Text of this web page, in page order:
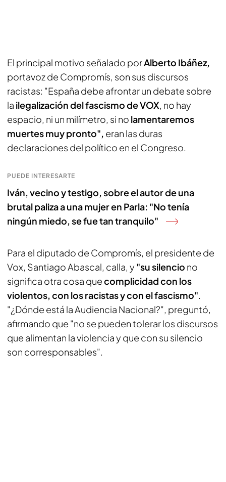
El principal motivo señalado porAlberto Ibáñez,
portavoz de Compromís, son sus discursos
racistas: "España debe afrontar un debate sobre
la ilegalización del fascismo de VOX, no hay
espacio, ni un milímetro, si no lamentaremos
muertes muy pronto", eran las duras
declaraciones del político en el Congreso.
PUEDE INTERESARTE
Iván, vecino y testigo, sobre el autor de una
brutal paliza a una mujer en Parla: "No tenía
ningún miedo, se fue tan tranquilo"
Para el diputado de Compromís, el presidente de
Vox, Santiago Abascal, calla, y "su silencio no
significa otra cosa quecomplicidad con los
violentos, con los racistas y con el fascismo".
"¿Dónde está la Audiencia Nacional?", preguntó,
afirmando que "no se pueden tolerar los discursos
que alimentan la violencia y que con su silencio
son corresponsables".